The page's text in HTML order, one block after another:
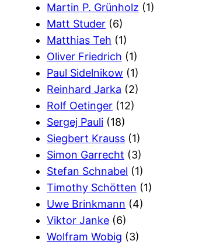
Martin P. Grünholz (1)
Matt Studer (6)
Matthias Teh (1)
Oliver Friedrich (1)
Paul Sidelnikow (1)
Reinhard Jarka (2)
Rolf Oetinger (12)
Sergej Pauli (18)
Siegbert Krauss (1)
Simon Garrecht (3)
Stefan Schnabel (1)
Timothy Schötten (1)
Uwe Brinkmann (4)
Viktor Janke (6)
Wolfram Wobig (3)